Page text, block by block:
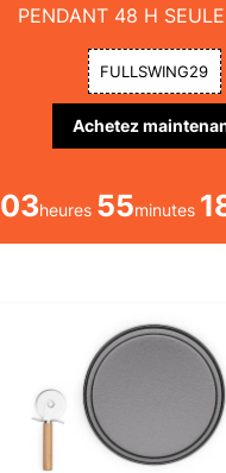
PENDANT 48 H
FULLSWING29
Achetez
03heures 55minutes